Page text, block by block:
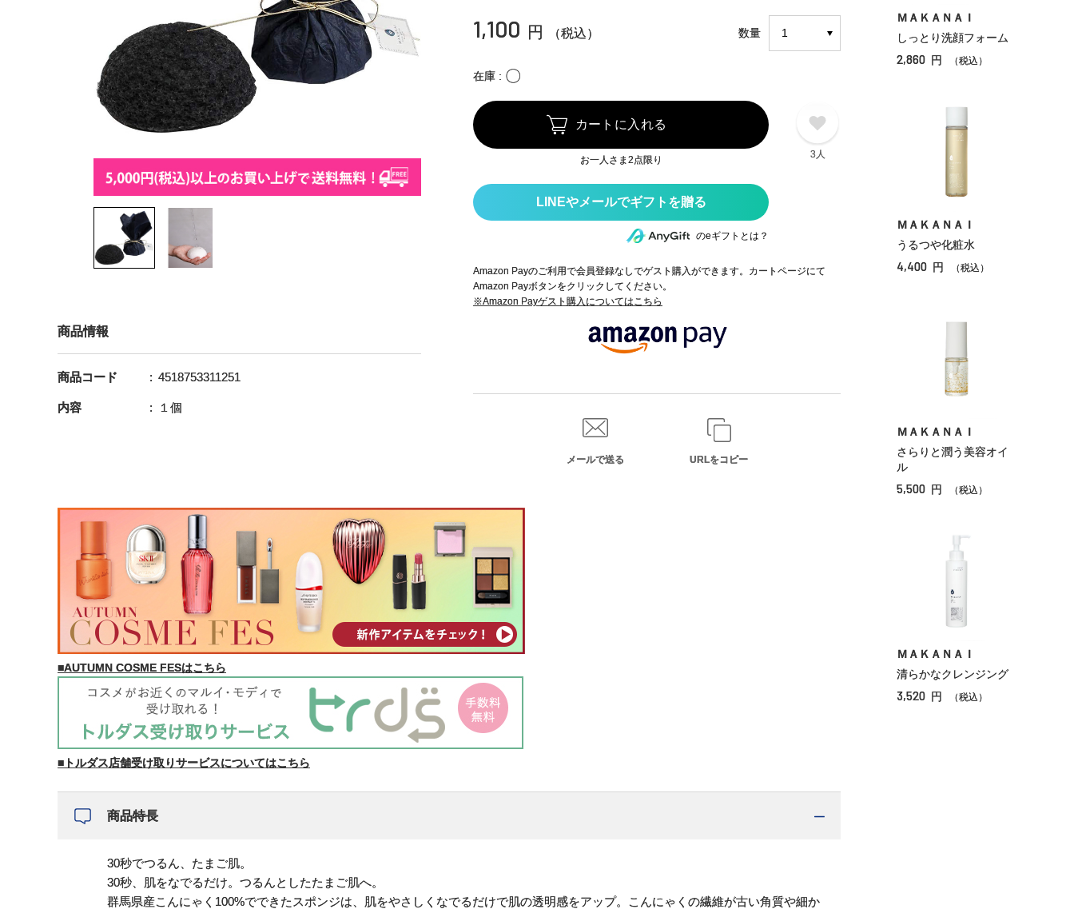
1,100 円 （税込） 数量
在庫 〇
カートに入れる
お一人さま2点限り 3人
のeギフトとは？
Amazon Payのご利用で会員登録なしでゲスト購入ができます。カートページにて
Amazon Payボタンをクリックしてください。
※Amazon Payゲスト購入についてはこちら
メールで送る URLをコピー
商品情報
商品コード 4518753311251
内容 １個
■AUTUMN COSME FESはこちら
■トルダス店舗受け取りサービスについてはこちら
商品特長
30秒でつるん、たまご肌。
30秒、肌をなでるだけ。つるんとしたたまご肌へ。
群馬県産こんにゃく100%でできたスポンジは、肌をやさしくなでるだけで肌の透明感をアップ。こんにゃくの繊維が古い角質や細か
ＭＡＫＡＮＡＩ
しっとり洗顔フォーム
2,860 円 （税込）
ＭＡＫＡＮＡＩ
うるつや化粧水
4,400 円 （税込）
ＭＡＫＡＮＡＩ
さらりと潤う美容オイ
ル
5,500 円 （税込）
ＭＡＫＡＮＡＩ
清らかなクレンジング
3,520 円 （税込）